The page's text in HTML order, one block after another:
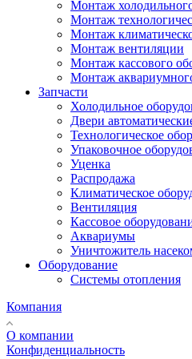
Монтаж
Монтаж
Монтаж
Монтаж вентиляции
Монтаж кассового
Монтаж
Запчасти
Холодильное
Двери
Технологическое
Упаковочное
Уценка
Распродажа
Климатическое
Вентиляция
Кассовое
Аквариумы
Уничтожитель
Оборудование
Системы отопления
Компания
О компании
Конфиденциальность